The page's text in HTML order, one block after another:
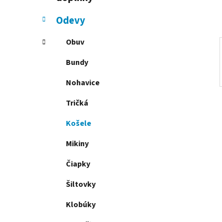
Odevy
Obuv
Bundy
Nohavice
Tričká
Košele
Mikiny
Čiapky
Šiltovky
Klobúky